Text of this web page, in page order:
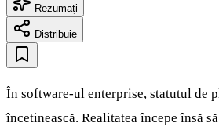
Rezumați
Distribuie
În software-ul enterprise, statutul de
încetinească. Realitatea începe însă